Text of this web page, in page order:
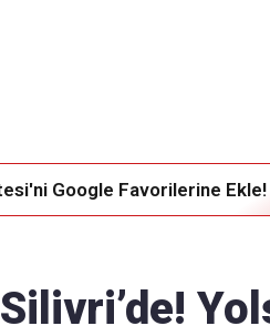
Google Favorilerine Ekle!